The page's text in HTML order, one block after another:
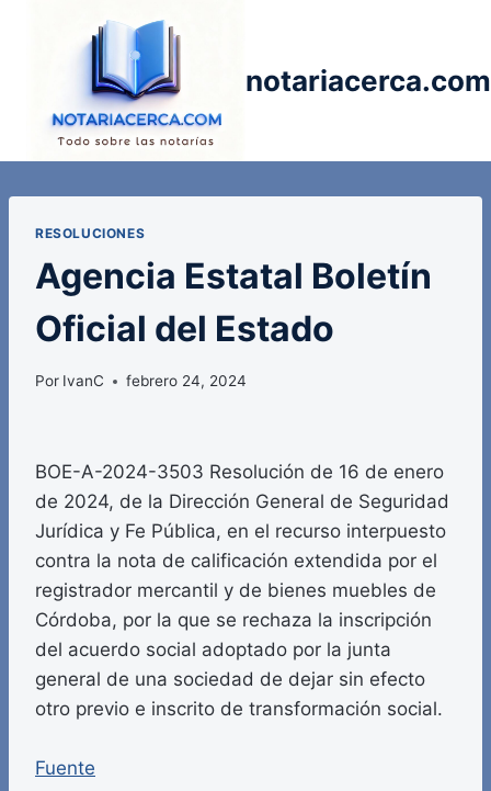
notariacerca.com
RESOLUCIONES
Agencia Estatal Boletín
Oficial del Estado
Por IvanC febrero 24, 2024
BOE-A-2024-3503 Resolución de 16 de enero
de 2024, de la Dirección General de Seguridad
Jurídica y Fe Pública, en el recurso interpuesto
contra la nota de calificación extendida por el
registrador mercantil y de bienes muebles de
Córdoba, por la que se rechaza la inscripción
del acuerdo social adoptado por la junta
general de una sociedad de dejar sin efecto
otro previo e inscrito de transformación social.
Fuente